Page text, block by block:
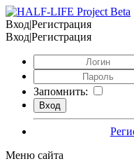
Вход|Регистрация
Вход|Регистрация
Запомнить:
Меню сайта